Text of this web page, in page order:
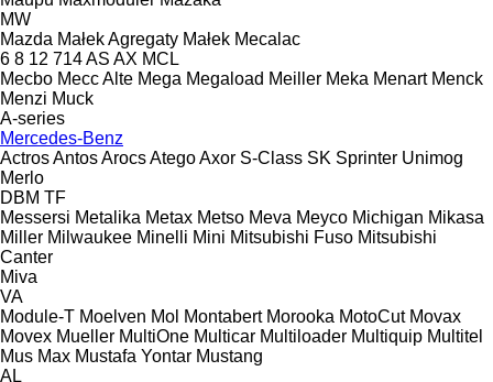
MW
Mazda Małek Agregaty Małek Mecalac
6 8 12 714AS AX MCL
Mecbo Mecc Alte Mega Megaload Meiller Meka Menart Menck
Menzi Muck
A-series
Mercedes-Benz
ActrosAntosArocsAtegoAxor S-Class SK Sprinter Unimog
Merlo
DBM TF
Messersi Metalika Metax Metso Meva Meyco Michigan Mikasa
Miller Milwaukee Minelli Mini Mitsubishi Fuso Mitsubishi
Canter
Miva
VA
Module-T Moelven Mol Montabert Morooka MotoCut Movax
Movex Mueller MultiOne Multicar Multiloader Multiquip Multitel
Mus Max Mustafa Yontar Mustang
AL